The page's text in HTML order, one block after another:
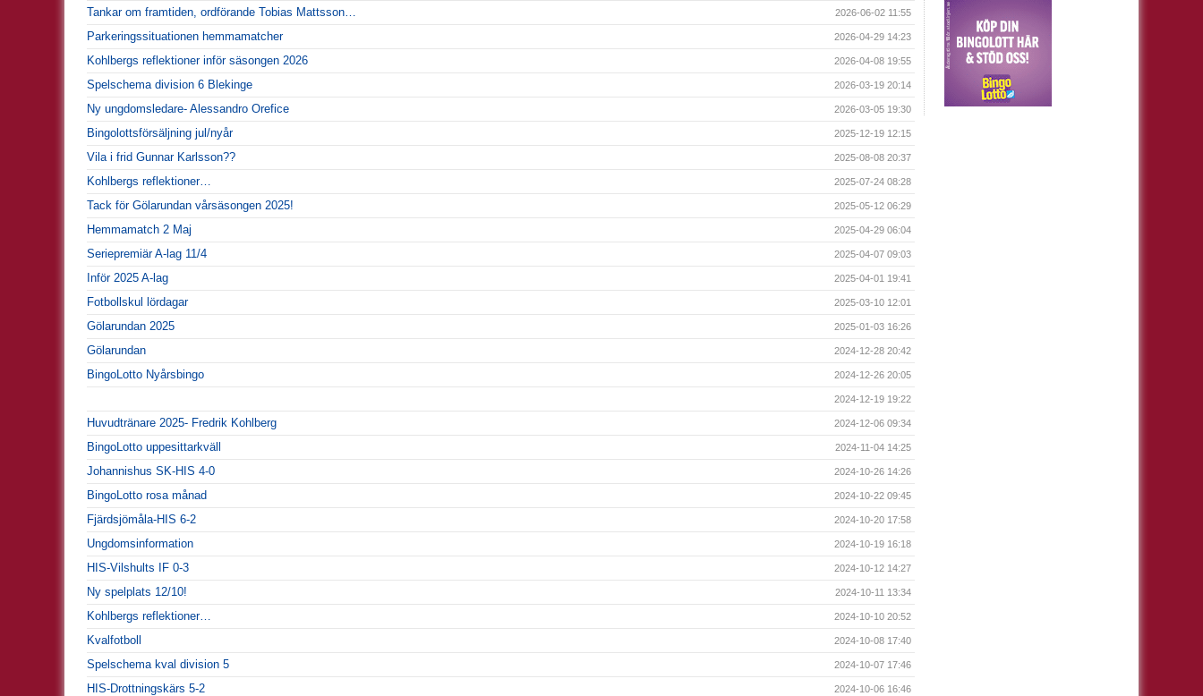
Tankar om framtiden, ordförande Tobias Mattsson… 2026-06-02 11:55
Parkeringssituationen hemmamatcher 2026-04-29 14:23
Kohlbergs reflektioner inför säsongen 2026 2026-04-08 19:55
Spelschema division 6 Blekinge 2026-03-19 20:14
Ny ungdomsledare- Alessandro Orefice 2026-03-05 19:30
Bingolottsförsäljning jul/nyår 2025-12-19 12:15
Vila i frid Gunnar Karlsson?? 2025-08-08 20:37
Kohlbergs reflektioner… 2025-07-24 08:28
Tack för Gölarundan vårsäsongen 2025! 2025-05-12 06:29
Hemmamatch 2 Maj 2025-04-29 06:04
Seriepremiär A-lag 11/4 2025-04-07 09:03
Inför 2025 A-lag 2025-04-01 19:41
Fotbollskul lördagar 2025-03-10 12:01
Gölarundan 2025 2025-01-03 16:26
Gölarundan 2024-12-28 20:42
BingoLotto Nyårsbingo 2024-12-26 20:05
2024-12-19 19:22
Huvudtränare 2025- Fredrik Kohlberg 2024-12-06 09:34
BingoLotto uppesittarkväll 2024-11-04 14:25
Johannishus SK-HIS 4-0 2024-10-26 14:26
BingoLotto rosa månad 2024-10-22 09:45
Fjärdsjömåla-HIS 6-2 2024-10-20 17:58
Ungdomsinformation 2024-10-19 16:18
HIS-Vilshults IF 0-3 2024-10-12 14:27
Ny spelplats 12/10! 2024-10-11 13:34
Kohlbergs reflektioner… 2024-10-10 20:52
Kvalfotboll 2024-10-08 17:40
Spelschema kval division 5 2024-10-07 17:46
HIS-Drottningskärs 5-2 2024-10-06 16:46